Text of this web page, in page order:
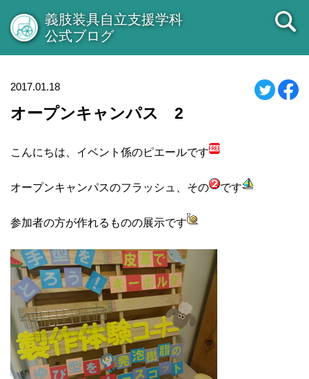
義肢装具自立支援学科
公式ブログ
2017.01.18
オープンキャンパス 2
こんにちは、イベント係のピエールです
オープンキャンパスのフラッシュ、その です
参加者の方が作れるものの展示です